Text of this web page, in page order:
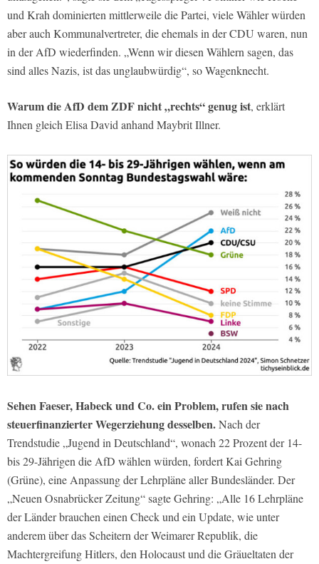
und Krah dominierten mittlerweile die Partei, viele Wähler würden
aber auch Kommunalvertreter, die ehemals in der CDU waren, nun
in der AfD wiederfinden. „Wenn wir diesen Wählern sagen, das
sind alles Nazis, ist das unglaubwürdig“, so Wagenknecht.
Warum die AfD dem ZDF nicht „rechts“ genug ist, erklärt
Ihnen gleich Elisa David anhand Maybrit Illner.
Sehen Faeser, Habeck und Co. ein Problem, rufen sie nach
steuerfinanzierter Wegerziehung desselben.Nach der
Trendstudie „Jugend in Deutschland“, wonach 22 Prozent der 14-
bis 29-Jährigen die AfD wählen würden, fordert Kai Gehring
(Grüne), eine Anpassung der Lehrpläne aller Bundesländer. Der
„Neuen Osnabrücker Zeitung“ sagte Gehring: „Alle 16 Lehrpläne
der Länder brauchen einen Check und ein Update, wie unter
anderem über das Scheitern der Weimarer Republik, die
Machtergreifung Hitlers, den Holocaust und die Gräueltaten der